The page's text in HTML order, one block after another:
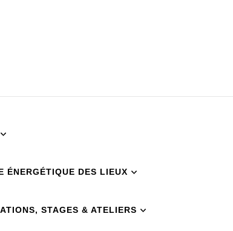
ÉNERGÉTIQUE DES LIEUX
STAGES & ATELIERS